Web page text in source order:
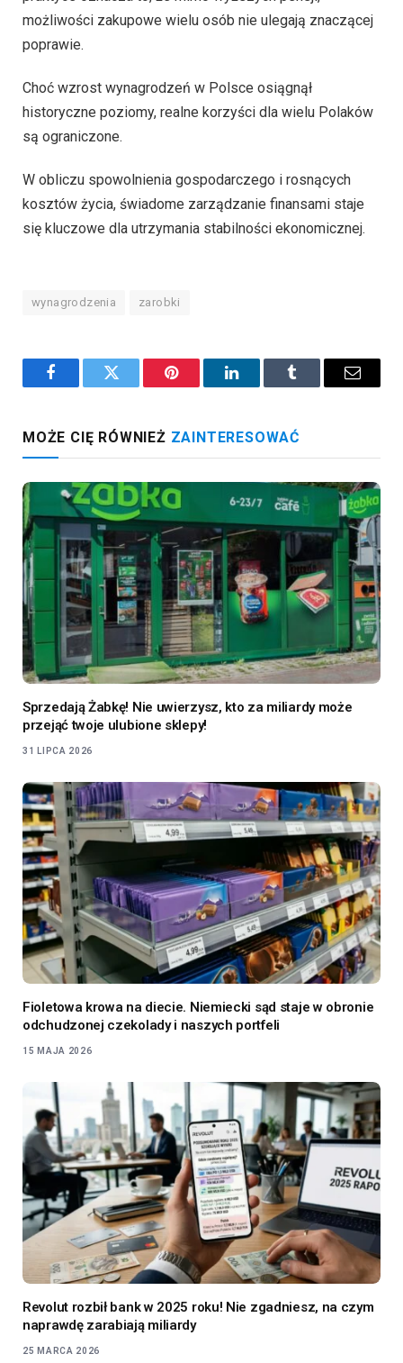
możliwości zakupowe wielu osób nie ulegają znaczącej
poprawie.
Choć wzrost wynagrodzeń w Polsce osiągnął
historyczne poziomy, realne korzyści dla wielu Polaków
są ograniczone.
W obliczu spowolnienia gospodarczego i rosnących
kosztów życia, świadome zarządzanie finansami staje
się kluczowe dla utrzymania stabilności ekonomicznej.
wynagrodzenia zarobki
FacebookTwitter Pinterest LinkedInTumblr Email
MOŻE CIĘ RÓWNIEŻ ZAINTERESOWAĆ
Sprzedają Żabkę! Nie uwierzysz, kto za miliardy może
przejąć twoje ulubione sklepy!
31 LIPCA 2026
Fioletowa krowa na diecie. Niemiecki sąd staje w obronie
odchudzonej czekolady i naszych portfeli
15 MAJA 2026
Revolut rozbił bank w 2025 roku! Nie zgadniesz, na czym
naprawdę zarabiają miliardy
25 MARCA 2026